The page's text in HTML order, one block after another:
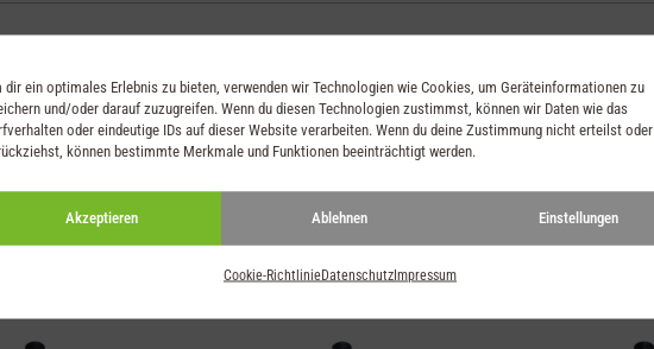
dir ein optimales Erlebnis zu bieten, verwenden wir Technologien wie Cookies, um Geräteinformationen zu
und/oder darauf zuzugreifen. Wenn du diesen Technologien zustimmst, können wir Daten wie das
oder eindeutige IDs auf dieser Website verarbeiten. Wenn du deine Zustimmung nicht erteilst oder
können bestimmte Merkmale und Funktionen beeinträchtigt werden.
Akzeptieren Ablehnen Einstellungen
Cookie-RichtlinieDatenschutzImpressum
gereift. Das gibt ihm seine gold-braune Farbe.